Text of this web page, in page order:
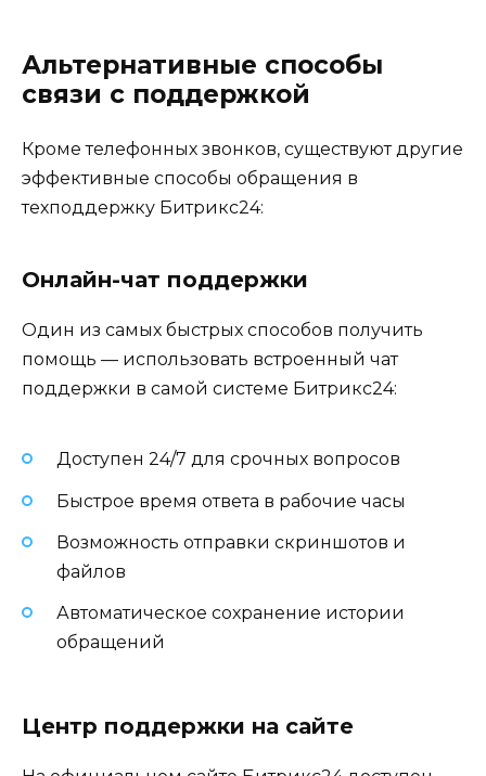
Альтернативные способы
связи с поддержкой
Кроме телефонных звонков, существуют другие
эффективные способы обращения в
техподдержку Битрикс24:
Онлайн-чат поддержки
Один из самых быстрых способов получить
помощь — использовать встроенный чат
поддержки в самой системе Битрикс24:
Доступен 24/7 для срочных вопросов
Быстрое время ответа в рабочие часы
Возможность отправки скриншотов и
файлов
Автоматическое сохранение истории
обращений
Центр поддержки на сайте